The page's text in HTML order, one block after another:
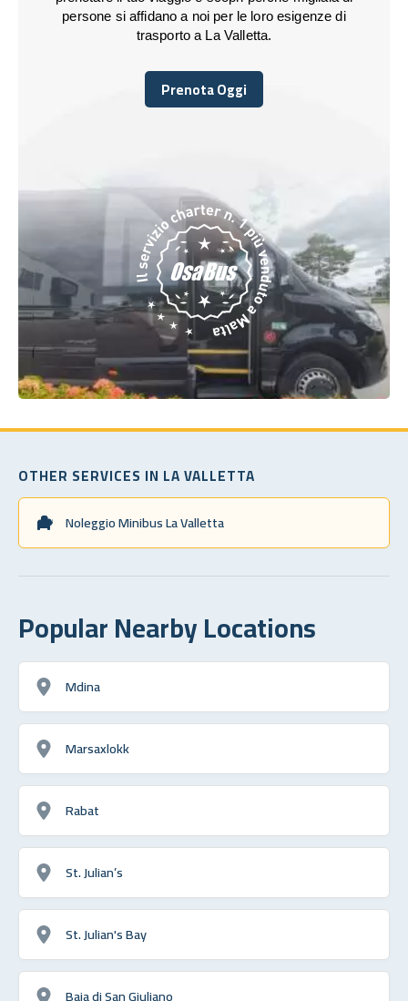
persone si affidano a noi per le loro esigenze di
trasporto a La Valletta.
Prenota Oggi
Prenota Oggi
OTHER SERVICES IN LA VALLETTA
Noleggio Minibus La Valletta
Popular Nearby Locations
Mdina
Marsaxlokk
Rabat
St. Julian’s
St. Julian's Bay
Baia di San Giuliano